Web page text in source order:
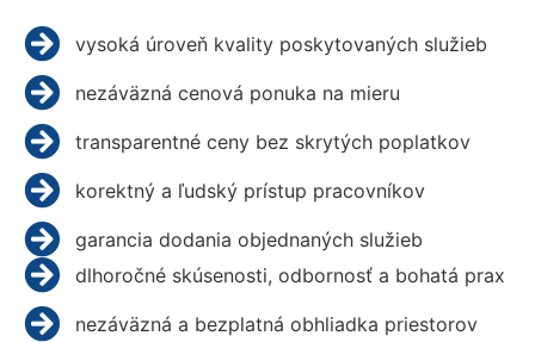
vysoká úroveň kvality poskytovaných služieb
nezáväzná cenová ponuka na mieru
transparentné ceny bez skrytých poplatkov
korektný a ľudský prístup pracovníkov
garancia dodania objednaných služieb
dlhoročné skúsenosti, odbornosť a bohatá prax
nezáväzná a bezplatná obhliadka priestorov